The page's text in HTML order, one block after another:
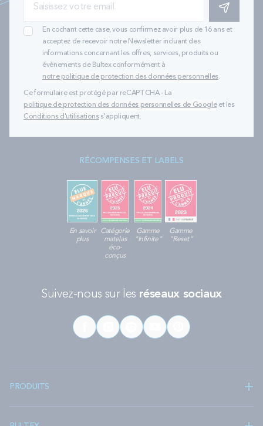
S'INSCRIRE
En cochant cette case, vous confirmez avoir plus de 16 ans et
acceptez de recevoir notre Newsletter incluant des
informations concernant les offres, services, produits ou
évènements de Bultex conformément à
notre politique de protection des données personnelles.
Ce formulaire est protégé par reCAPTCHA - La
politique de protection des données personnelles de Googleet les
Conditions d'utilisationss'appliquent.
RÉCOMPENSES ET LABELS
En savoir
plus
Catégorie
matelas
éco-
conçus
Gamme
"Infinite"
Gamme
"Reset"
Suivez-nous sur les réseaux sociaux
PRODUITS